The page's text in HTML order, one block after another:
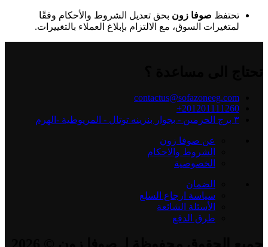
تحتفظ صوفا زون بحق تعديل الشروط والأحكام وفقًا
لمتغيرات السوق، مع الالتزام بإبلاغ العملاء بالتغييرات.
contactus@sofazoneeg.com
201201111260+
٣ برج الحرمين - بجوار بنزينه توتال - المريوطية -الهرم
عن صوفا زون
الشروط والاحكام
الخصوصية
الضمان
سياسة ارجاع السلع
الأسئلة الشائعة
طرق الدفع